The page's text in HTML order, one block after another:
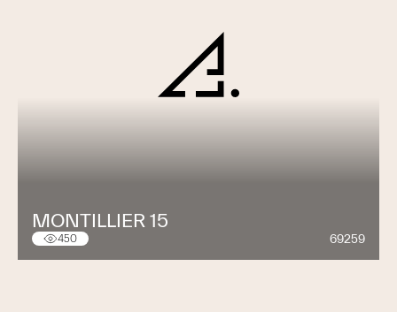
MONTILLIER 15
450 69259